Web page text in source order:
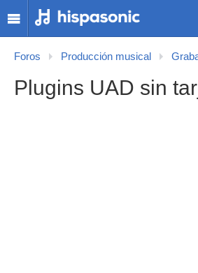
Foros Producción musical
Plugins UAD sin